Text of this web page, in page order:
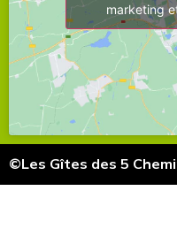
marketing
©Les Gîtes des 5